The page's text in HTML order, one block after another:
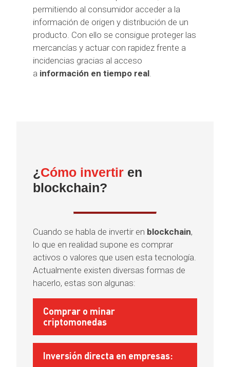
permitiendo al consumidor acceder a la
información de origen y distribución de un
producto. Con ello se consigue proteger las
mercancías y actuar con rapidez frente a
incidencias gracias al acceso
a información en tiempo real
¿ Cómo invertir en
blockchain?
Cuando se habla de invertir en blockchain,
lo que en realidad supone es comprar
activos o valores que usen esta tecnología.
Actualmente existen diversas formas de
hacerlo, estas son algunas:
Comprar o minar
criptomonedas
Inversión directa en empresas: